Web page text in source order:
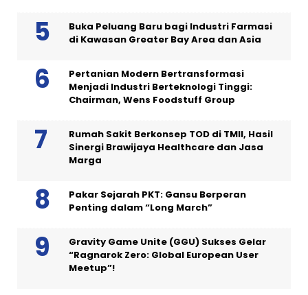
Buka Peluang Baru bagi Industri Farmasi
di Kawasan Greater Bay Area dan Asia
Pertanian Modern Bertransformasi
Menjadi Industri Berteknologi Tinggi:
Chairman, Wens Foodstuff Group
Rumah Sakit Berkonsep TOD di TMII, Hasil
Sinergi Brawijaya Healthcare dan Jasa
Marga
Pakar Sejarah PKT: Gansu Berperan
Penting dalam “Long March”
Gravity Game Unite (GGU) Sukses Gelar
“Ragnarok Zero: Global European User
Meetup”!